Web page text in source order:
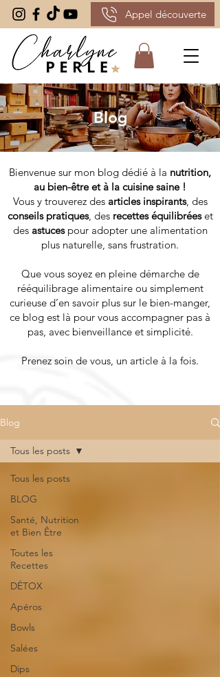
Appel découverte
Blog
Bienvenue sur mon blog dédié à la nutrition,
au bien-être et à la cuisine saine !
Vous y trouverez des articles inspirants, des
conseils pratiques, des recettes équilibréeset
des astuces pour adopter une alimentation
plus naturelle, sans frustration.
Que vous soyez en pleine démarche de
rééquilibrage alimentaire ou simplement
curieuse d’en savoir plus sur le bien-manger,
ce blog est là pour vous accompagner pas à
pas, avec bienveillance et simplicité.
Prenez soin de vous, un article à la fois.
Blog
Tous les posts
BLOG
Santé, Nutrition
et Bien Être
Toutes les
Recettes
DÉTOX
Apéros
Bowls
Salées
Dips
Tous les posts